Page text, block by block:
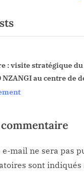
: visite stratégique du
NZANGI au centre de
agricoles de DAIPN
e-mail ne sera pas
sont indiqués